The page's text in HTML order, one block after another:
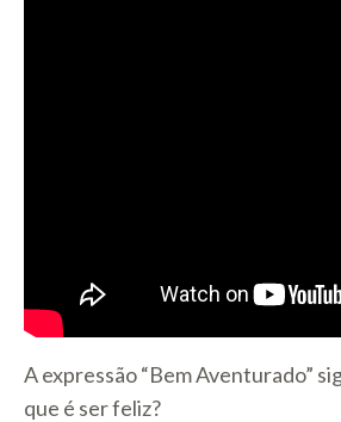
A expressão “Bem Aventurado”
que é ser feliz?